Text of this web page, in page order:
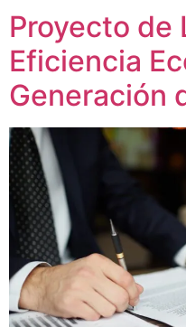
Proyecto de
Eficiencia
Generación